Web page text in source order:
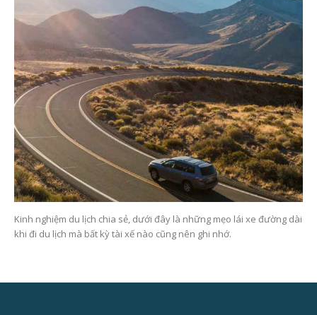
Kinh nghiệm du lịch chia sẻ, dưới đây là những mẹo lái xe đường dài
khi đi du lịch mà bất kỳ tài xế nào cũng nên ghi nhớ.